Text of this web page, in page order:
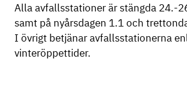
Alla avfallsstationer är stängda 24.-
samt på nyårsdagen 1.1 och
I övrigt betjänar avfallsstationerna
vinteröppettider.